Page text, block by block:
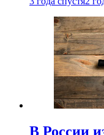
В России